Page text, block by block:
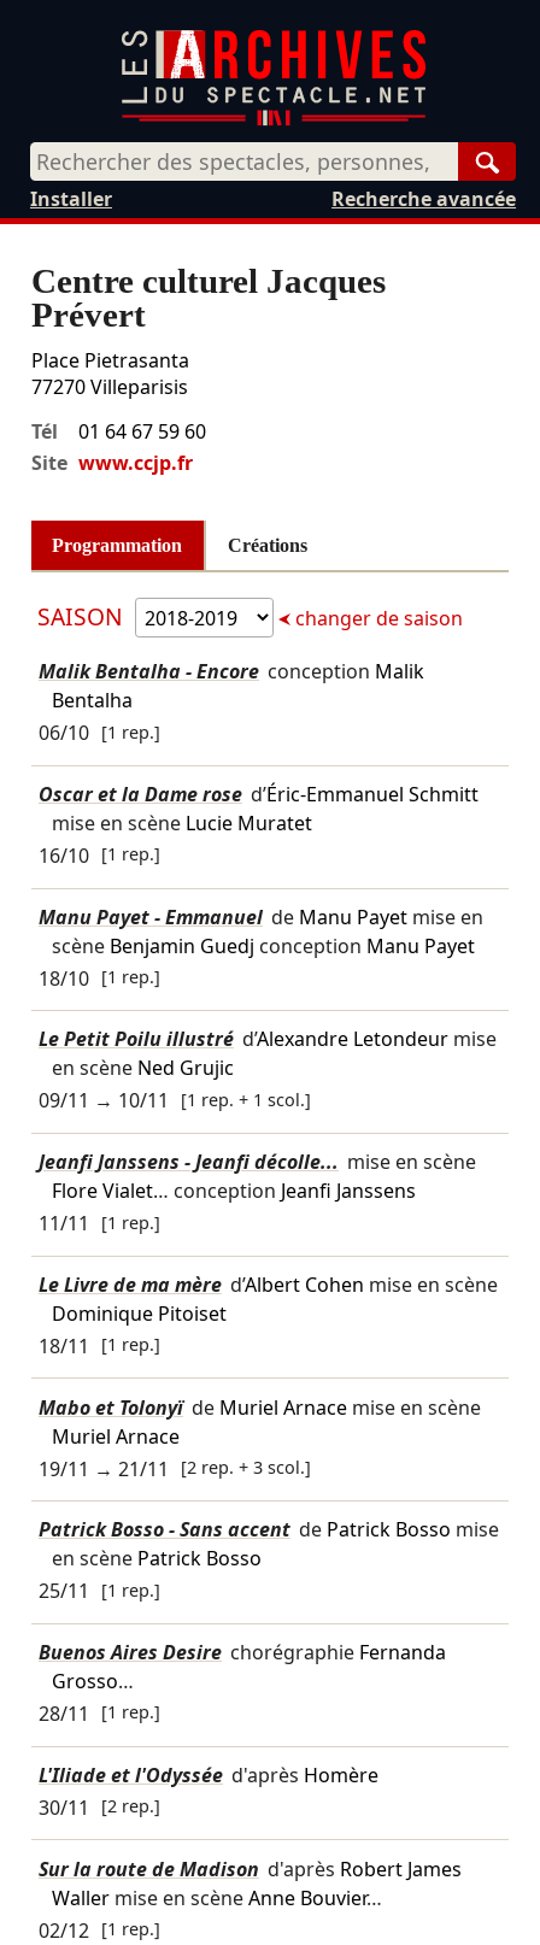
Recherche avancée
Installer
Centre culturel Jacques
Prévert
Place Pietrasanta
77270 Villeparisis
Tél
01 64 67 59 60
Site www.ccjp.fr
Programmation Créations
SAISON changer de saison
Malik Bentalha - Encore conception Malik
Bentalha
06/10 [1 rep.]
Oscar et la Dame rose d’Éric-Emmanuel Schmitt
mise en scène Lucie Muratet
16/10 [1 rep.]
Manu Payet - Emmanuel de Manu Payetmise en
scène Benjamin Guedj conception Manu Payet
18/10 [1 rep.]
Le Petit Poilu illustré d’Alexandre Letondeurmise
en scène Ned Grujic
09/11 → 10/11 [1 rep. + 1 scol.]
Jeanfi Janssens - Jeanfi décolle... mise en scène
Flore Vialet… conception Jeanfi Janssens
11/11
[1 rep.]
Le Livre de ma mère d’Albert Cohen mise en scène
Dominique Pitoiset
18/11
[1 rep.]
Mabo et Tolonyï de Muriel Arnacemise en scène
Muriel Arnace
19/11 → 21/11 [2 rep. + 3 scol.]
Patrick Bosso - Sans accent de Patrick Bosso mise
en scène Patrick Bosso
25/11
[1 rep.]
Buenos Aires Desire chorégraphie Fernanda
Grosso…
28/11
[1 rep.]
L'Iliade et l'Odyssée d'après Homère
30/11
[2 rep.]
Sur la route de Madison d'après Robert James
Wallermise en scèneAnne Bouvier…
02/12 [1 rep.]